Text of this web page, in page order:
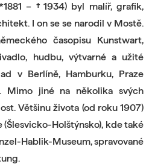
– †1934) byl malíř, grafik,
I on se se narodil v Mostě.
časopisu Kunstwart,
hudbu, výtvarné a užité
v Berlíně, Hamburku, Praze
Mimo jiné na několika svých
Většinu života (od roku 1907)
Holštýnsko), kde také
Hablik-Museum, spravované